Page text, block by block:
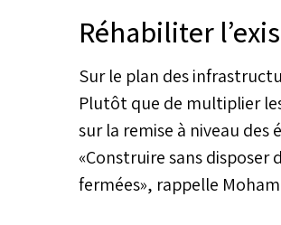
Réhabiliter
Sur le plan des
Plutôt que de multiplier
sur la remise à niveau
«Construire sans disposer
fermées», rappelle